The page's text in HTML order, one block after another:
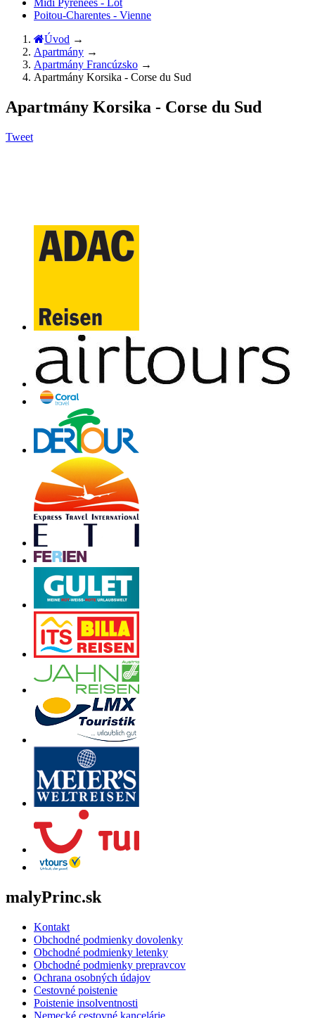
Midi Pyrénées - Lot
Poitou-Charentes - Vienne
Úvod →
Apartmány →
Apartmány Francúzsko →
Apartmány Korsika - Corse du Sud
Apartmány Korsika - Corse du Sud
Tweet
malyPrinc.sk
Kontakt
Obchodné podmienky dovolenky
Obchodné podmienky letenky
Obchodné podmienky prepravcov
Ochrana osobných údajov
Cestovné poistenie
Poistenie insolventnosti
Nemecké cestovné kancelárie